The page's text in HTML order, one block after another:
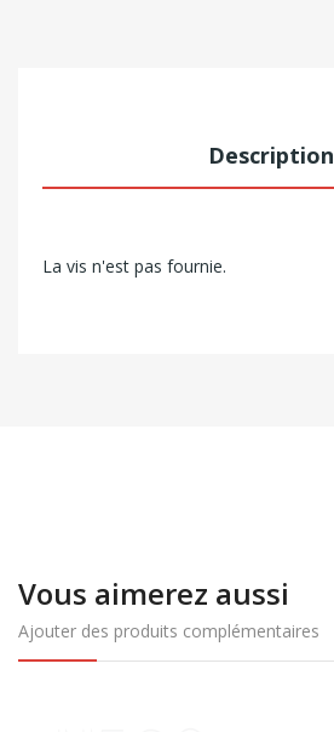
Description
La vis n'est pas fournie.
Vous aimerez aussi
Ajouter des produits complémentaires